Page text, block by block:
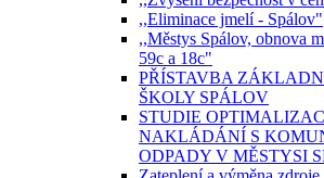
,,Eliminace jmelí - Spálov"
,,Městys Spálov, obnova
59c a 18c"
PŘÍSTAVBA
ŠKOLY SPÁLOV
STUDIE
NAKLÁDÁNÍ S
ODPADY V MĚSTYSI